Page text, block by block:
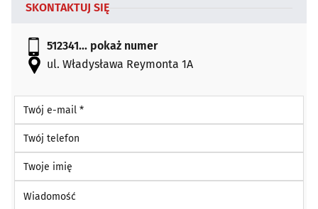
SKONTAKTUJ SIĘ
512341... pokaż numer
ul. Władysława Reymonta 1A